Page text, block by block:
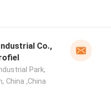
Co.,
Park,
China ,China